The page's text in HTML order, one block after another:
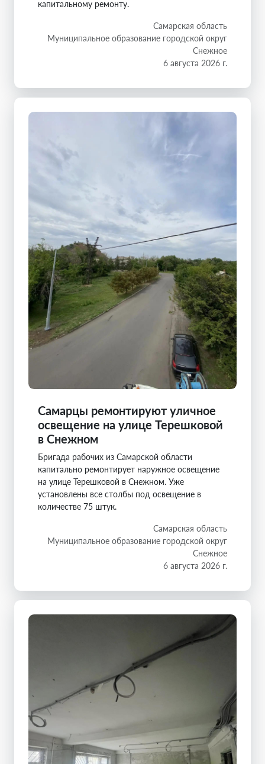
капитальному ремонту.
Самарская область
Муниципальное образование городской округ
Снежное
6 августа 2026 г.
Самарцы ремонтируют уличное
освещение на улице Терешковой
в Снежном
Бригада рабочих из Самарской области
капитально ремонтирует наружное освещение
на улице Терешковой в Снежном. Уже
установлены все столбы под освещение в
количестве 75 штук.
Самарская область
Муниципальное образование городской округ
Снежное
6 августа 2026 г.